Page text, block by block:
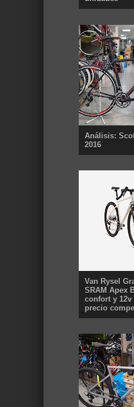
Análisis:
2016
Van Rysel
SRAM Apex
confort y 12v
precio